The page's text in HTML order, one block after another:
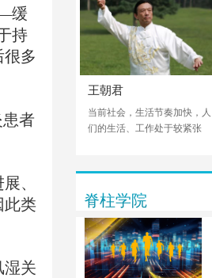
缓
持
多
者
、
此类
关
生部教材评审委员会委员，兼
任深圳大学医学院解剖与组织
胚胎教研室主任，中华医药科
学院南京新中医学研究院副院
长。是我国为数不多的研究利
用各种特种针具进行临床治疗
的解剖学家。在国际上首次提
出并创立筋膜学。
王朝君
当前社会，生活节奏加快，人
们的生活、工作处于较紧张
太慢！会产生这样的认识误
区。通过几十年修炼太极的体
悟和总结写出了《别太极》一
书，其中，许多结论都是经过
数十年反复琢磨，求证的结
果。
脊柱学院